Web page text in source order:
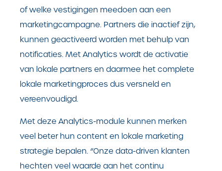
of welke vestigingen meedoen aan een
marketingcampagne. Partners die inactief zijn,
kunnen geactiveerd worden met behulp van
notificaties. Met Analytics wordt de activatie
van lokale partners en daarmee het complete
lokale marketingproces dus versneld en
vereenvoudigd.
Met deze Analytics-module kunnen merken
veel beter hun content en lokale marketing
strategie bepalen. “Onze data-driven klanten
hechten veel waarde aan het continu